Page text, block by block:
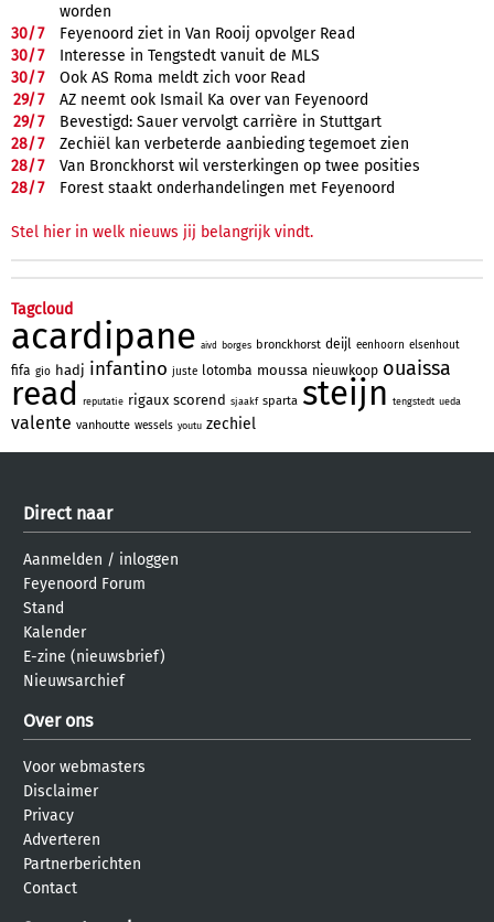
worden
30/7
Feyenoord ziet in Van Rooij opvolger Read
30/7
Interesse in Tengstedt vanuit de MLS
30/7
Ook AS Roma meldt zich voor Read
29/7
AZ neemt ook Ismail Ka over van Feyenoord
29/7
Bevestigd: Sauer vervolgt carrière in Stuttgart
28/7
Zechiël kan verbeterde aanbieding tegemoet zien
28/7
Van Bronckhorst wil versterkingen op twee posities
28/7 Forest staakt onderhandelingen met Feyenoord
Stel hier in welk nieuws jij belangrijk vindt.
Tagcloud
acardipane aivd borges bronckhorst deijl eenhoorn elsenhout
fifa gio hadj infantino juste lotomba moussa nieuwkoop ouaissa
read reputatie rigaux scorend sjaakf sparta steijn tengstedt ueda
valente vanhoutte wessels youtu zechiel
Direct naar
Aanmelden / inloggen
Feyenoord Forum
Stand
Kalender
E-zine (nieuwsbrief)
Nieuwsarchief
Over ons
Voor webmasters
Disclaimer
Privacy
Adverteren
Partnerberichten
Contact